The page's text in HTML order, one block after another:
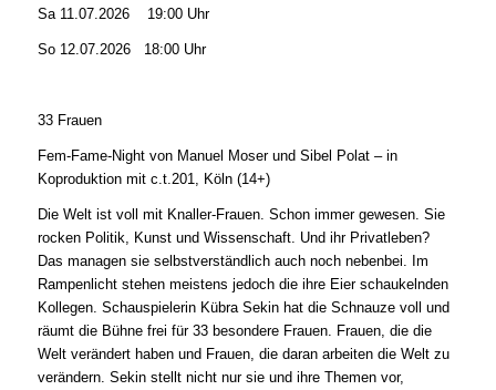
Sa 11.07.2026 19:00 Uhr
So 12.07.2026 18:00 Uhr
33 Frauen
Fem-Fame-Night von Manuel Moser und Sibel Polat – in
Koproduktion mit c.t.201, Köln (14+)
Die Welt ist voll mit Knaller-Frauen. Schon immer gewesen. Sie
rocken Politik, Kunst und Wissenschaft. Und ihr Privatleben?
Das managen sie selbstverständlich auch noch nebenbei. Im
Rampenlicht stehen meistens jedoch die ihre Eier schaukelnden
Kollegen. Schauspielerin Kübra Sekin hat die Schnauze voll und
räumt die Bühne frei für 33 besondere Frauen. Frauen, die die
Welt verändert haben und Frauen, die daran arbeiten die Welt zu
verändern. Sekin stellt nicht nur sie und ihre Themen vor,